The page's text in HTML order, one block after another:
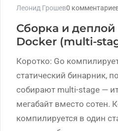
Леонид Грошев0
Сборка и деплой
Docker (multi-
Коротко: Go
статический бинарник,
собирают multi-stage —
мегабайт вместо сотен.
компилируется в один